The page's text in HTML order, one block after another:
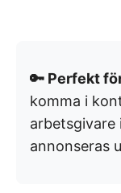
🔑 Perfekt
komma i
arbetsgivare
annonseras